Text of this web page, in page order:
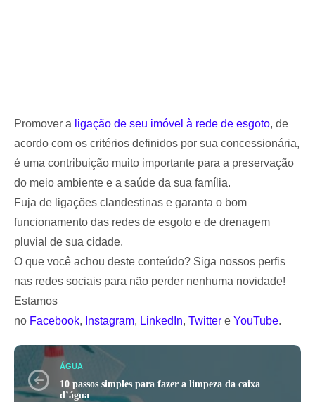
Promover a ligação de seu imóvel à rede de esgoto, de
acordo com os critérios definidos por sua concessionária,
é uma contribuição muito importante para a preservação
do meio ambiente e a saúde da sua família.
Fuja de ligações clandestinas e garanta o bom
funcionamento das redes de esgoto e de drenagem
pluvial de sua cidade.
O que você achou deste conteúdo? Siga nossos perfis
nas redes sociais para não perder nenhuma novidade!
Estamos
no Facebook, Instagram, LinkedIn, Twitter e YouTube.
ÁGUA
10 passos simples para fazer a limpeza da caixa
d’água